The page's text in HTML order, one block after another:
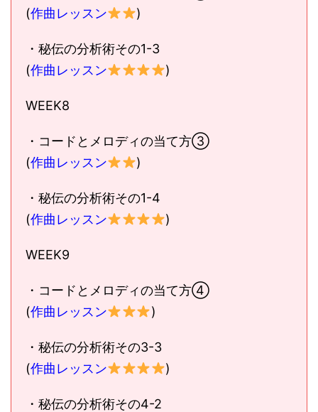
(作曲レッスン )
・秘伝の分析術その1-3
(作曲レッスン )
WEEK8
・コードとメロディの当て方③
(作曲レッスン )
・秘伝の分析術その1-4
(作曲レッスン )
WEEK9
・コードとメロディの当て方④
(作曲レッスン )
・秘伝の分析術その3-3
(作曲レッスン )
・秘伝の分析術その4-2